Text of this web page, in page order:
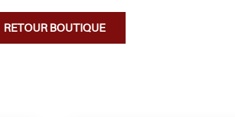
RETOUR BOUTIQUE